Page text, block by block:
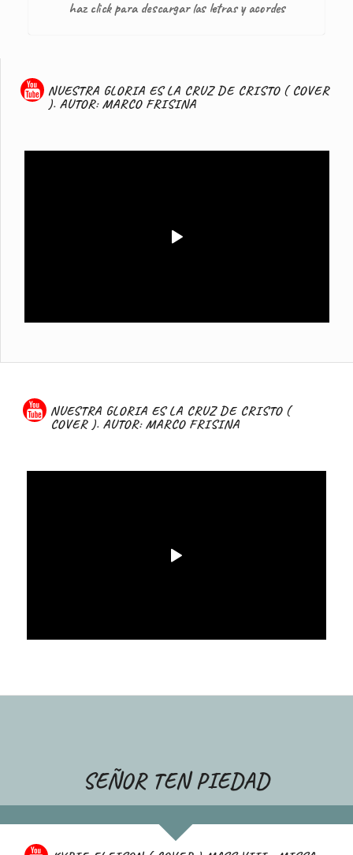
haz click para descargar las letras y acordes
NUESTRA GLORIA ES LA CRUZ DE CRISTO ( COVER
). AUTOR: MARCO FRISINA
NUESTRA GLORIA ES LA CRUZ DE CRISTO (
COVER ). AUTOR: MARCO FRISINA
SEÑOR TEN PIEDAD